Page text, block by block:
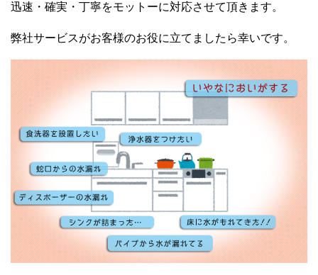
迅速・確実・丁寧をモットーに対応させて頂きます。
弊社サービスがお客様のお役に立てましたら幸いです。